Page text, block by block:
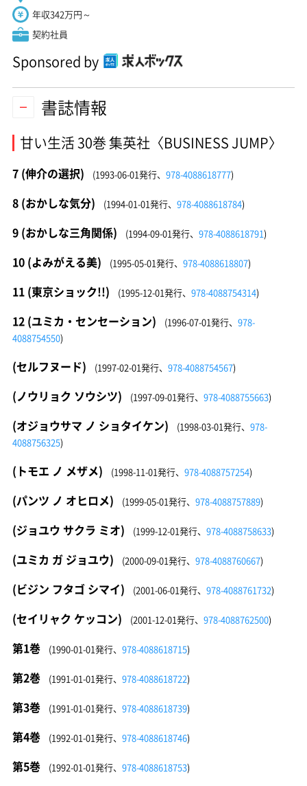
年収342万円～
契約社員
Sponsored by
書誌情報
甘い生活 30巻 集英社〈BUSINESS JUMP〉
7 (伸介の選択) (1993-06-01発行、 978-4088618777)
8 (おかしな気分) (1994-01-01発行、 978-4088618784)
9 (おかしな三角関係) (1994-09-01発行、 978-4088618791)
10 (よみがえる美) (1995-05-01発行、 978-4088618807)
11 (東京ショック!!) (1995-12-01発行、 978-4088754314)
12 (ユミカ・センセーション) (1996-07-01発行、 978-
4088754550)
(セルフヌード) (1997-02-01発行、 978-4088754567)
(ノウリョク ソウシツ) (1997-09-01発行、 978-4088755663)
(オジョウサマ ノ ショタイケン) (1998-03-01発行、 978-
4088756325)
(トモエ ノ メザメ) (1998-11-01発行、 978-4088757254)
(パンツ ノ オヒロメ) (1999-05-01発行、 978-4088757889)
(ジョユウ サクラ ミオ) (1999-12-01発行、 978-4088758633)
(ユミカ ガ ジョユウ) (2000-09-01発行、 978-4088760667)
(ビジン フタゴ シマイ) (2001-06-01発行、 978-4088761732)
(セイリャク ケッコン) (2001-12-01発行、 978-4088762500)
第1巻 (1990-01-01発行、 978-4088618715)
第2巻 (1991-01-01発行、 978-4088618722)
第3巻 (1991-01-01発行、 978-4088618739)
第4巻 (1992-01-01発行、 978-4088618746)
第5巻 (1992-01-01発行、 978-4088618753)